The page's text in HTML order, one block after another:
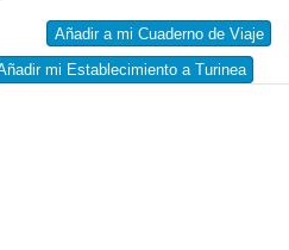
Añadir a mi Cuaderno de Viaje
mi Establecimiento a Turinea